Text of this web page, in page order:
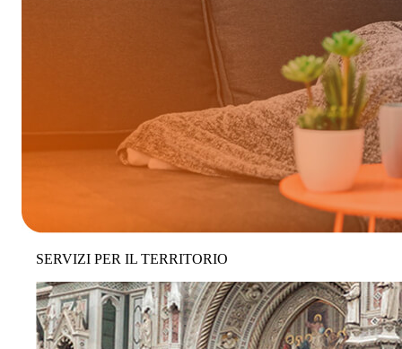
SERVIZI PER IL TERRITORIO